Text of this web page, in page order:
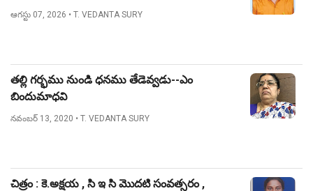
ఆగస్టు 07, 2026 • T. VEDANTA SURY
తల్లి గర్భము నుండి ధనము తేడెవ్వడు--ఎం
బిందుమాధవి
నవంబర్ 13, 2020 • T. VEDANTA SURY
చిత్రం : కె.అక్షయ , సి ఇ సి మొదటి సంవత్సరం ,